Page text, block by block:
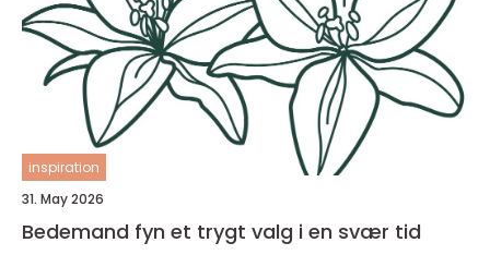
inspiration
31. May 2026
Bedemand fyn et trygt valg i en svær tid